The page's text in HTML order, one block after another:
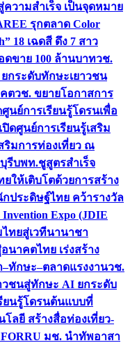
วามสำเร็จ เป็นจุดหมาย
รุกตลาด Color
18 เฉดสี ดึง 7 สาว
ดขาย 100 ล้านบาทวช.
กระดับทักษะเยาวชน
ตวช. ขยายโอกาสการ
นย์การเรียนรู้โดรนเพื่อ
ปิดศูนย์การเรียนรู้เสริม
ริมการท่องเที่ยว ณ
รีบพท.ชูสูตรสำเร็จ
ยให้เติบโตด้วยการสร้าง
ประดิษฐ์ไทย คว้ารางวัล
Invention Expo (JDIE
ทยสู่เวทีนานาชา
าคตไทย เร่งสร้าง
–ทักษะ–ตลาดแรงงานวช.
วชนสู่ทักษะ AI ยกระดับ
ยนรู้โดรนต้นแบบที่
ลยี สร้างสื่อท่องเที่ยว-
มช. นำทัพอาสา